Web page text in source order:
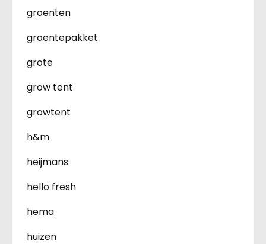
groenten
groentepakket
grote
grow tent
growtent
h&m
heijmans
hello fresh
hema
huizen